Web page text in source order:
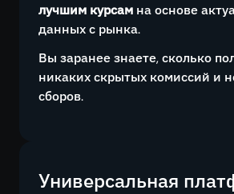
лучшим курсам на основе
данных с рынка.
Вы заранее знаете, сколько
никаких скрытых комиссий и
сборов.
Универсальная